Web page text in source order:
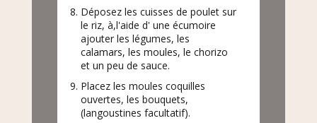
Déposez les cuisses de poulet sur
le riz, à,l'aide d' une écumoire
ajouter les légumes, les
calamars, les moules, le chorizo
et un peu de sauce.
Placez les moules coquilles
ouvertes, les bouquets,
(langoustines facultatif).